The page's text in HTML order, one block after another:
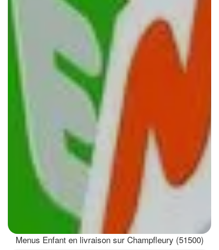
Menus Enfant en livraison sur Champfleury (51500)